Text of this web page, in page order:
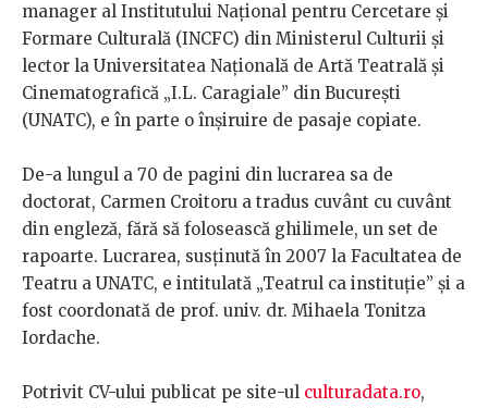
manager al Institutului Național pentru Cercetare și
Formare Culturală (INCFC) din Ministerul Culturii și
lector la Universitatea Națională de Artă Teatrală și
Cinematografică „I.L. Caragiale” din București
(UNATC), e în parte o înșiruire de pasaje copiate.
De-a lungul a 70 de pagini din lucrarea sa de
doctorat, Carmen Croitoru a tradus cuvânt cu cuvânt
din engleză, fără să folosească ghilimele, un set de
rapoarte. Lucrarea, susținută în 2007 la Facultatea de
Teatru a UNATC, e intitulată „Teatrul ca instituție” și a
fost coordonată de prof. univ. dr. Mihaela Tonitza
Iordache.
Potrivit CV-ului publicat pe site-ul culturadata.ro,